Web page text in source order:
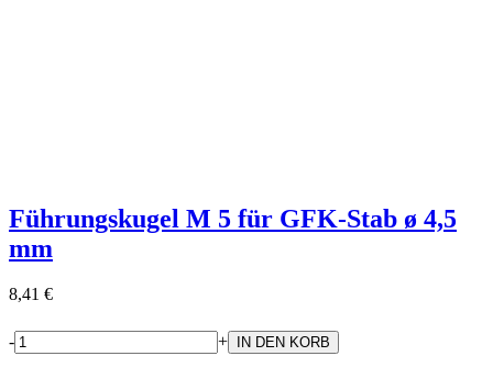
Führungskugel M 5 für GFK-Stab ø 4,5
mm
8,41 €
- +